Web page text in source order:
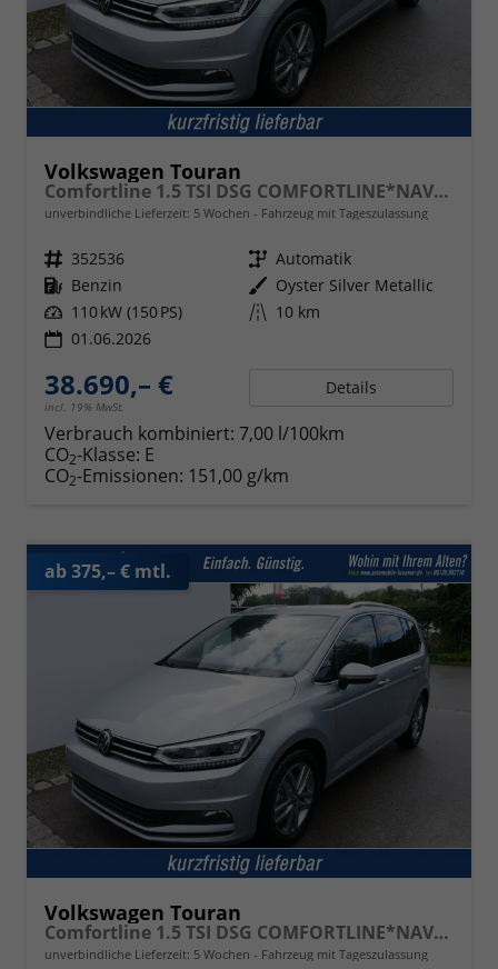
Volkswagen Touran
Comfortline 1.5 TSI DSG COMFORTLINE*NAVI*ACC*PDC*LED*SHZ*KAMERA*7-SITZER*17-ZOLL
unverbindliche Lieferzeit: 5 Wochen Fahrzeug mit Tageszulassung
Fahrzeugnr. 352536 Getriebe Automatik
Kraftstoff Benzin Außenfarbe Oyster Silver Metallic
Leistung 110 kW (150 PS) Kilometerstand 10 km
01.06.2026
38.690,– €
incl. 19% MwSt.
Details
Verbrauch kombiniert: 7,00 l/100km
CO2-Klasse: E
CO2-Emissionen: 151,00 g/km
ab 375,– € mtl.
Volkswagen Touran
Comfortline 1.5 TSI DSG COMFORTLINE*NAVI*ACC*PDC*LED*SHZ*KAMERA*7-SITZER*17-ZOLL
unverbindliche Lieferzeit: 5 Wochen Fahrzeug mit Tageszulassung